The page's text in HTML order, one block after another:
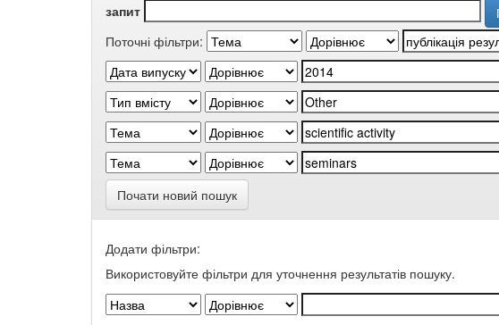
запит
Поточні фільтри:
Почати новий пошук
Додати фільтри:
Використовуйте фільтри для уточнення результатів пошуку.